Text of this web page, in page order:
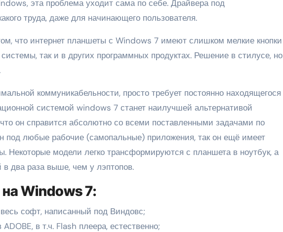
эта проблема уходит сама по себе. Драйвера под
труда, даже для начинающего пользователя.
что интернет планшеты с Windows 7 имеют слишком мелкие кнопки
так и в других программных продуктах. Решение в стилусе, но
коммуникабельности, просто требует постоянно находящегося
системой windows 7 станет наилучшей альтернативой
он справится абсолютно со всеми поставленными задачами по
под любые рабочие (самопальные) приложения, так он ещё имеет
Некоторые модели легко трансформируются с планшета в ноутбук, а
два раза выше, чем у лэптопов.
Windows 7:
софт, написанный под Виндовс;
в т.ч. Flash плеера, естественно;